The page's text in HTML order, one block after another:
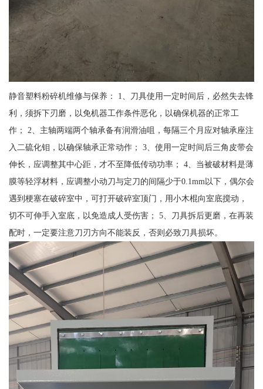
静音塑料粉碎机维修与保养： 1、刀具使用一定时间后，必然失去锋
利，须拆下刃磨，以免机器工作条件恶化，以确保机器的正常工
作； 2、主轴两端两个轴承备有润滑油咀，每隔三个月应对轴承座注
入二硫化钼，以确保轴承正常动作； 3、使用一定时间后三角皮带会
伸长，应调整其中心距，才不至降低传动功率； 4、当被破材料是薄
膜等轻浮材料，应调整小动刀与定刀的间隔少于0.1mm以下，偶尔会
遇到梗塞在破碎室中，可打开破碎室顶门，用小木棍向室底搅动，
切不可伸手入室底，以免造成人受伤害； 5、刀具拆后更磨，在再装
配时，一定要注意刀刃方向不能装反，否则必致刀具损坏。